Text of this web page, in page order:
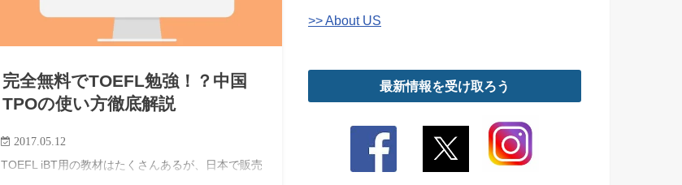
完全無料でTOEFL勉強！？中国
TPOの使い方徹底解説
2017.05.12
TOEFL iBT用の教材はたくさんあるが、日本で販売
>> About US
最新情報を受け取ろう